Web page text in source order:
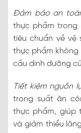
Đảm bảo an
thực phẩm trong
tiêu chuẩn về vệ
thực phẩm không
cầu dinh dưỡng
Tiết kiệm nguồn
trong suất ăn
thực phẩm, giúp
và giảm thiểu